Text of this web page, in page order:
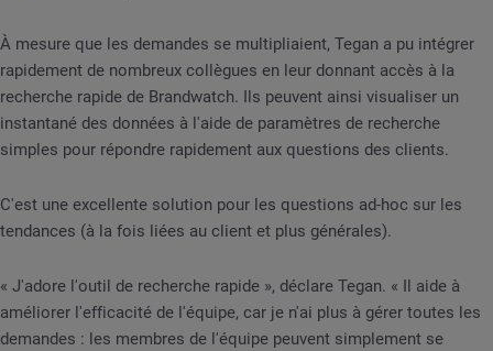
À mesure que les demandes se multipliaient, Tegan a pu intégrer
rapidement de nombreux collègues en leur donnant accès à la
recherche rapide de Brandwatch. Ils peuvent ainsi visualiser un
instantané des données à l'aide de paramètres de recherche
simples pour répondre rapidement aux questions des clients.
C'est une excellente solution pour les questions ad-hoc sur les
tendances (à la fois liées au client et plus générales).
« J'adore l'outil de recherche rapide », déclare Tegan. « Il aide à
améliorer l'efficacité de l'équipe, car je n'ai plus à gérer toutes les
demandes : les membres de l'équipe peuvent simplement se